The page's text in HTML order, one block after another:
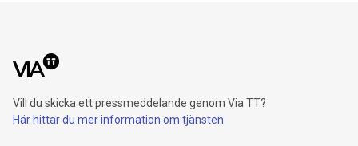
Vill du skicka ett pressmeddelande genom Via TT?
Här hittar du mer information om tjänsten